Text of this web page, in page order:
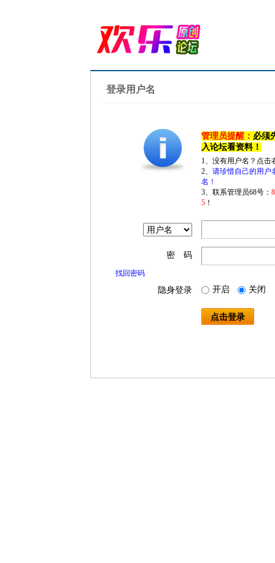
登录用户名
管理员提醒： 必须
入论坛看资料！
1、没有用户名？点
2、 请珍惜自己的用户
名！
3、联系管理员68号：
5 ！
密 码
找回密码
隐身登录 开启 关闭
点击登录